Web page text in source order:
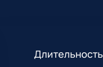
Длительность